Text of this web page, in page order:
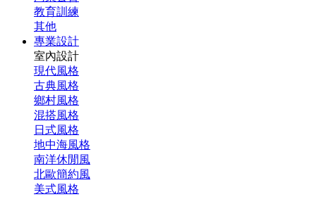
教育訓練
其他
專業設計
室內設計
現代風格
古典風格
鄉村風格
混搭風格
日式風格
地中海風格
南洋休閒風
北歐簡約風
美式風格